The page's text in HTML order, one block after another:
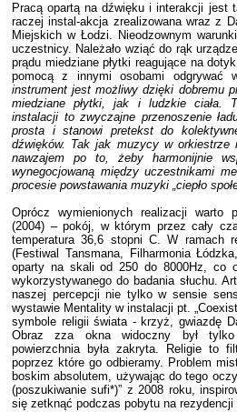
Pracą opartą na dźwięku i interakcji jest
raczej instal-akcja zrealizowana wraz z
Miejskich w Łodzi. Nieodzownym
uczestnicy. Należało wziąć do rąk
prądu miedziane płytki reagujące na
pomocą z innymi osobami odgrywać
instrument jest możliwy dzięki dobremu
miedziane płytki, jak i ludzkie ciała.
instalacji to zwyczajne przenoszenie
prosta i stanowi pretekst do
dźwięków. Tak jak muzycy w orkiestrze
nawzajem po to, żeby harmonijnie
wynegocjowaną między uczestnikami
procesie powstawania muzyki „ciepło
Oprócz wymienionych realizacji warto
(2004) – pokój, w którym przez cały
temperatura 36,6 stopni C. W ramach
(Festiwal Tansmana, Filharmonia
oparty na skali od 250 do 8000Hz, co
wykorzystywanego do badania słuchu.
naszej percepcji nie tylko w sensie
wystawie Mentality w instalacji pt.
symbole religii świata - krzyż, gwiazdę
Obraz zza okna widoczny był tylko
powierzchnia była zakryta. Religie to
poprzez które go odbieramy. Problem
boskim absolutem, używając do tego
(poszukiwanie sufi*)” z 2008 roku,
się zetknąć podczas pobytu na rezydencji